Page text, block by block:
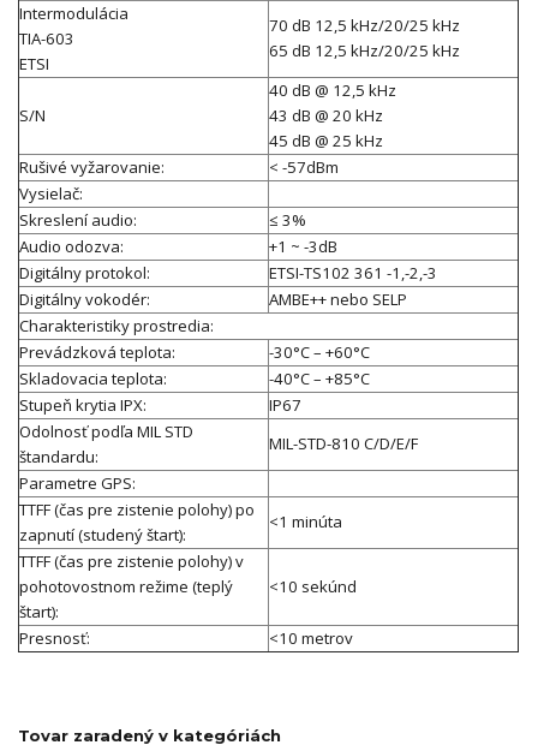
Intermodulácia
TIA-603
ETSI
70 dB 12,5 kHz/20/25 kHz
65 dB 12,5 kHz/20/25 kHz
S/N
40 dB @ 12,5 kHz
43 dB @ 20 kHz
45 dB @ 25 kHz
Rušivé vyžarovanie:
< -57dBm
Vysielač:
Skreslení audio:
≤ 3%
Audio odozva:
+1 ~ -3dB
Digitálny protokol:
ETSI-TS102 361 -1,-2,-3
Digitálny vokodér:
AMBE++ nebo SELP
Charakteristiky prostredia:
Prevádzková teplota:
-30°C – +60°C
Skladovacia teplota:
-40°C – +85°C
Stupeň krytia IPX:
IP67
Odolnosť podľa MIL STD
štandardu:
MIL-STD-810 C/D/E/F
Parametre GPS:
TTFF (čas pre zistenie polohy) po
zapnutí (studený štart):
<1 minúta
TTFF (čas pre zistenie polohy) v
pohotovostnom režime (teplý
štart):
<10 sekúnd
Presnosť: <10 metrov
Tovar zaradený v kategóriách